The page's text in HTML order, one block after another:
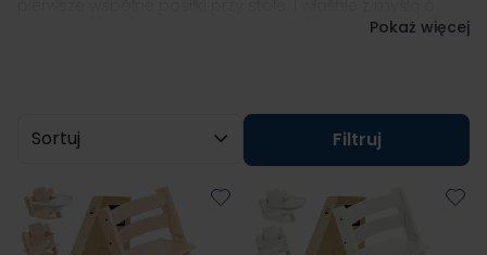
tych wspólnych momentach, norweska marka Stokke
Pokaż więcej
Sortuj wg
Filtruj